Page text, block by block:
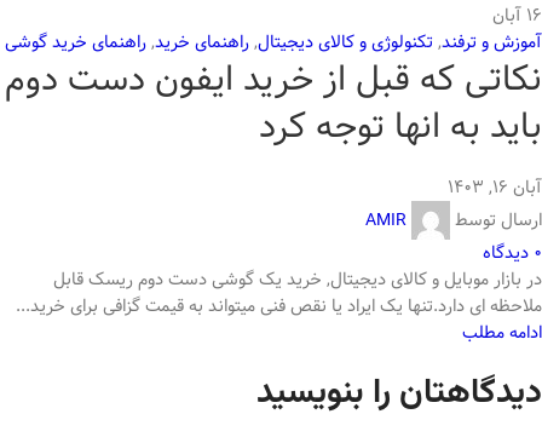
16 آبان
آموزش و ترفند, تکنولوژی و کالای دیجیتال,راهنمای خرید,راهنمای خرید گوشی
نکاتی که قبل از خرید ایفون دست دوم
باید به انها توجه کرد
آبان ۱۶, ۱۴۰۳
ارسال توسط
AMIR
0 دیدگاه
در بازار موبایل و کالای دیجیتال, خرید یک گوشی دست دوم ریسک قابل
ملاحظه ای دارد.تنها یک ایراد یا نقص فنی میتواند به قیمت گزافی برای خرید...
ادامه مطلب
دیدگاهتان را بنویسید